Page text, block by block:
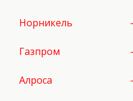
Норникель
Газпром
Алроса